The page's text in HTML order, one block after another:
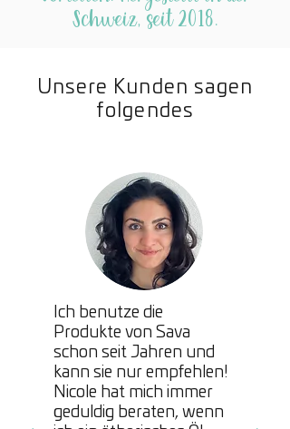
Schweiz, seit 2018.
Unsere Kunden sagen
folgendes
Ich benutze die
Produkte von Sava
schon seit Jahren und
kann sie nur empfehlen!
Nicole hat mich immer
geduldig beraten, wenn